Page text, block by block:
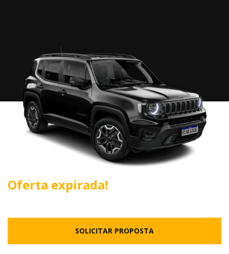
Oferta expirada!
SOLICITAR PROPOSTA